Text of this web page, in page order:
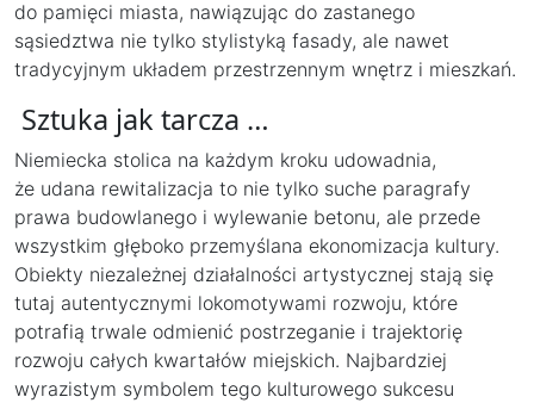
do pamięci miasta, nawiązując do zastanego
sąsiedztwa nie tylko stylistyką fasady, ale nawet
tradycyjnym układem przestrzennym wnętrz i mieszkań.
Sztuka jak tarcza …
Niemiecka stolica na każdym kroku udowadnia,
że udana rewitalizacja to nie tylko suche paragrafy
prawa budowlanego i wylewanie betonu, ale przede
wszystkim głęboko przemyślana ekonomizacja kultury.
Obiekty niezależnej działalności artystycznej stają się
tutaj autentycznymi lokomotywami rozwoju, które
potrafią trwale odmienić postrzeganie i trajektorię
rozwoju całych kwartałów miejskich. Najbardziej
wyrazistym symbolem tego kulturowego sukcesu